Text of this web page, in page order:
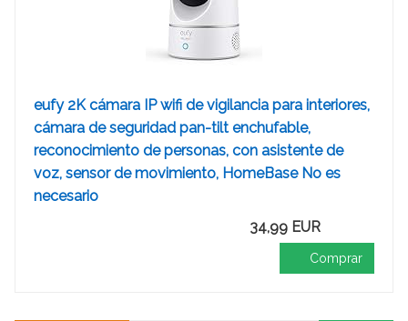
eufy 2K cámara IP wifi de vigilancia para interiores,
cámara de seguridad pan-tilt enchufable,
reconocimiento de personas, con asistente de
voz, sensor de movimiento, HomeBase No es
necesario
34,99 EUR
Comprar